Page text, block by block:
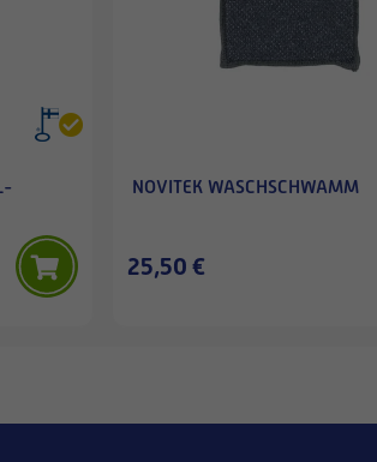
NOVITEK WASCHSCHWAMM
25,50 €